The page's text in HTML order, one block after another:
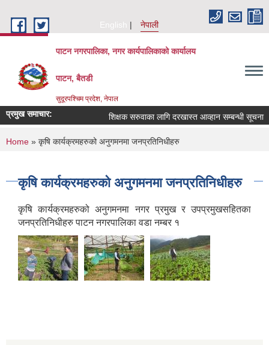
English
नेपाली
पाटन नगरपालिका, नगर कार्यपालिकाको कार्यालय
पाटन, बैतडी
सुदूरपश्चिम प्रदेश, नेपाल
प्रमुख समाचार: शिक्षक सरुवाका लागि दरखास्त आव्हान सम्बन्धी सूचना ।
You are here
Home » कृषि कार्यक्रमहरुको अनुगमनमा जनप्रतिनिधीहरु
कृषि कार्यक्रमहरुको अनुगमनमा जनप्रतिनिधीहरु
कृषि कार्यक्रमहरुको अनुगमनमा नगर प्रमुख र उपप्रमुखसहितका
जनप्रतिनिधीहरु पाटन नगरपालिका वडा नम्बर १